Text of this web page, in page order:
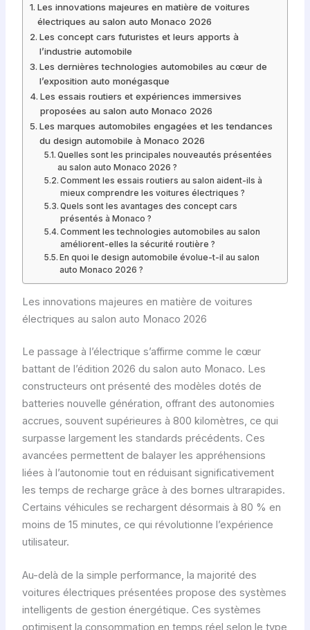
Les innovations majeures en matière de voitures
électriques au salon auto Monaco 2026
Les concept cars futuristes et leurs apports à
l’industrie automobile
Les dernières technologies automobiles au cœur de
l’exposition auto monégasque
Les essais routiers et expériences immersives
proposées au salon auto Monaco 2026
Les marques automobiles engagées et les tendances
du design automobile à Monaco 2026
Quelles sont les principales nouveautés présentées
au salon auto Monaco 2026 ?
Comment les essais routiers au salon aident-ils à
mieux comprendre les voitures électriques ?
Quels sont les avantages des concept cars
présentés à Monaco ?
Comment les technologies automobiles au salon
améliorent-elles la sécurité routière ?
En quoi le design automobile évolue-t-il au salon
auto Monaco 2026 ?
Les innovations majeures en matière de voitures
électriques au salon auto Monaco 2026
Le passage à l’électrique s’affirme comme le cœur
battant de l’édition 2026 du salon auto Monaco. Les
constructeurs ont présenté des modèles dotés de
batteries nouvelle génération, offrant des autonomies
accrues, souvent supérieures à 800 kilomètres, ce qui
surpasse largement les standards précédents. Ces
avancées permettent de balayer les appréhensions
liées à l’autonomie tout en réduisant significativement
les temps de recharge grâce à des bornes ultrarapides.
Certains véhicules se rechargent désormais à 80 % en
moins de 15 minutes, ce qui révolutionne l’expérience
utilisateur.
Au-delà de la simple performance, la majorité des
voitures électriques présentées propose des systèmes
intelligents de gestion énergétique. Ces systèmes
optimisent la consommation en temps réel selon le type